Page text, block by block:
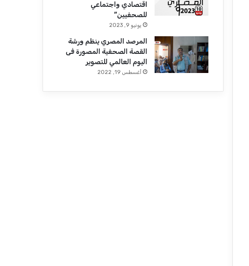
اقتصادي واجتماعي
للصحفيين”
يونيو 9, 2023
المرصد المصري ينظم ورشة
القصة الصحفية المصورة فى
اليوم العالمي للتصوير
أغسطس 19, 2022